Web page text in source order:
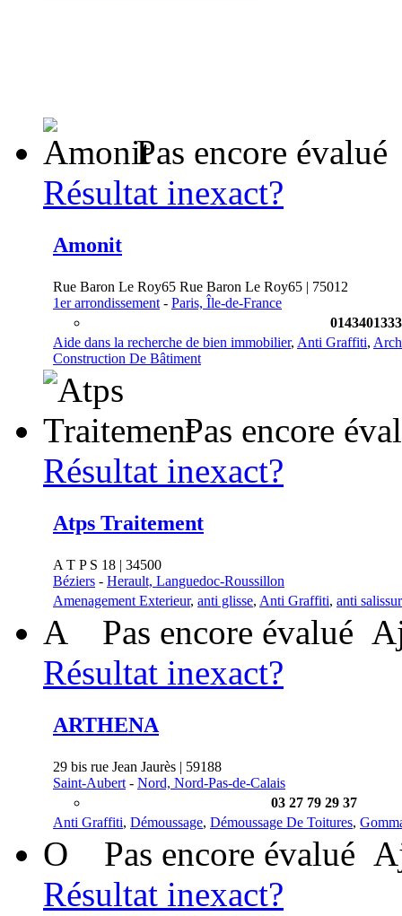
Pas encore évalué
Résultat inexact?
Amonit
Rue Baron Le Roy65 Rue Baron Le Roy65 | 75012
1er arrondissement - Paris, Île-de-France
0143401333
Aide dans la recherche de bien immobilier, Anti Graffiti,
Construction De Bâtiment
Pas encore
Résultat inexact?
Atps Traitement
A T P S 18 | 34500
Béziers - Herault, Languedoc-Roussillon
Amenagement Exterieur, anti glisse, Anti Graffiti, anti
A Pas encore évalué
Résultat inexact?
ARTHENA
29 bis rue Jean Jaurès | 59188
Saint-Aubert - Nord, Nord-Pas-de-Calais
03 27 79 29 37
Anti Graffiti, Démoussage, Démoussage De Toitures,
O Pas encore évalué
Résultat inexact?